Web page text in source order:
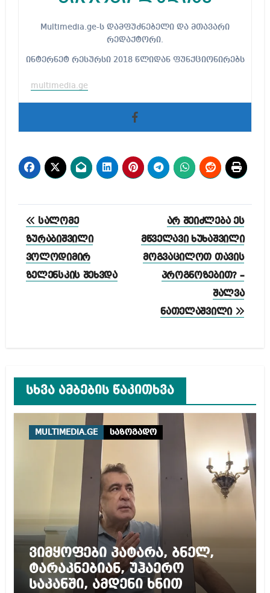
Multimedia.ge-ს დამფუძნებელი და მთავარი
რედაქტორი.
ინტერნეტ რესურსი 2018 წლიდან ფუნქციონირებს
multimedia.ge
პოსტის
ნავიგაცია
სალომე
ზურაბიშვილი
ვოლოდიმირ
ზელენსკის შეხვდა
არ შეიძლება ეს
მწველავი ხუხაშვილი
მოგვაცილოთ თავის
პროგნოზებით? –
შალვა
ნათელაშვილი
სხვა ამბების წაკითხვა
MULTIMEDIA.GE საზოგადო
ვიმყოფები პატარა, ბნელ,
ტარაკნებიან, უჰაერო
საკანში, ამდენი ხნით